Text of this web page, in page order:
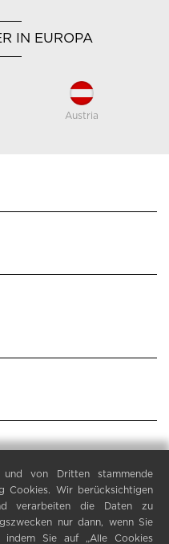
IN EUROPA
Austria
und von Dritten stammende
Cookies. Wir berücksichtigen
verarbeiten die Daten zu
nur dann, wenn Sie
indem Sie auf „Alle Cookies